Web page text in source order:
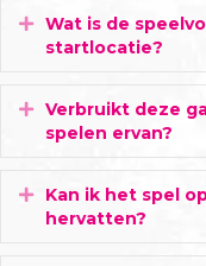
Uitbreiden
Wat is de
startlocatie?
Uitbreiden
Verbruikt deze
spelen ervan?
Uitbreiden
Kan ik het spel
hervatten?